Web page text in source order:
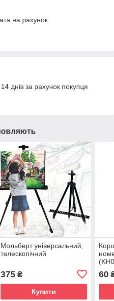
на рахунок
днів за рахунок покупця
Мольберт універсальний,
телескопічний
375₴
Купити
60